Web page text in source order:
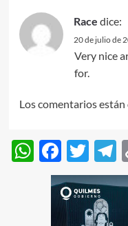
Race dice:
20 de julio de
Very nice
for.
Los comentarios están